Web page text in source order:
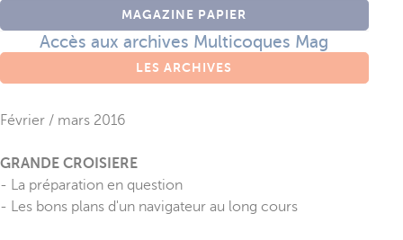
MAGAZINE PAPIER
Accès aux archives Multicoques Mag
LES ARCHIVES
Février / mars 2016
GRANDE CROISIERE
- La préparation en question
- Les bons plans d'un navigateur au long cours